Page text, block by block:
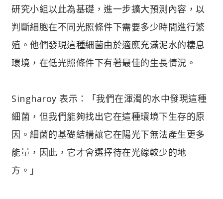
研究小組以此為基礎，進一步擴大預測內容，以
判斷細胞在不同光照條件下需要多少時間進行繁
殖。他們發現這種細菌由於適應充滿泥水的棲息
環境，在低光照條件下有著最佳的生長情況。
Singharoy 表示：「我們在渾濁的水中發現這種
細菌，但我們能夠找出它在這種環境下生存的原
因。細菌的基礎結構讓它在陽光下無法產生更多
能量，因此，它才會選擇待在光線較少的地
方。」